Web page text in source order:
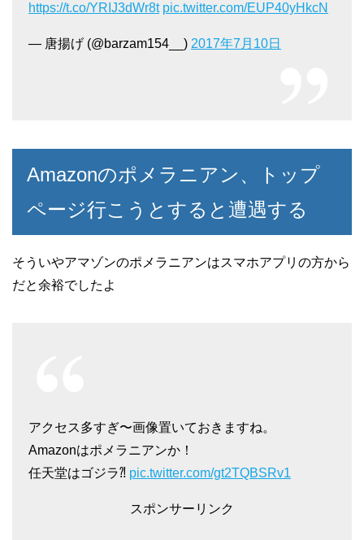
https://t.co/YRIJ3dWr8t pic.twitter.com/EUP40yHkcN
— 唐揚げ (@barzam154__) 2017年7月10日
Amazonのポメラニアン、トップ
ページ行こうとすると遭遇する
そういやアマゾンのポメラニアンはスマホアプリの方から
だと余裕でしたよ
アクセス多すぎ〜画像置いておきますね。
Amazonはポメラニアンか！
任天堂はゴジラ⁈ pic.twitter.com/gt2TQBSRv1
スポンサーリンク